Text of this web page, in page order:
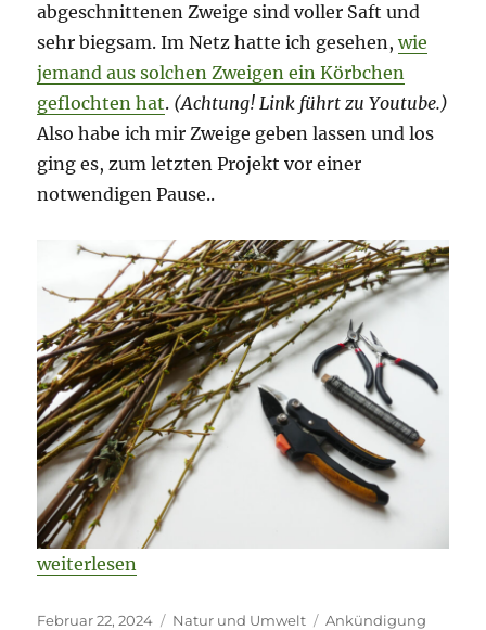
abgeschnittenen Zweige sind voller Saft und
sehr biegsam. Im Netz hatte ich gesehen,wie
jemand aus solchen Zweigen ein Körbchen
geflochten hat. (Achtung! Link führt zu Youtube.)
Also habe ich mir Zweige geben lassen und los
ging es, zum letzten Projekt vor einer
notwendigen Pause..
„Ein Körbchen aus Zweigen und der Start in eine
weiterlesen
Veröffentlicht
Februar 22, 2024 Kategorien
Natur und Umwelt Schlagwörter
Ankündigung